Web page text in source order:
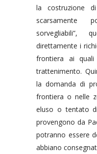
la costruzione
scarsamente
sorvegliabili”,
direttamente i
frontiera ai
trattenimento.
la domanda di
frontiera o nelle
eluso o tentato
provengono da
potranno essere
abbiano